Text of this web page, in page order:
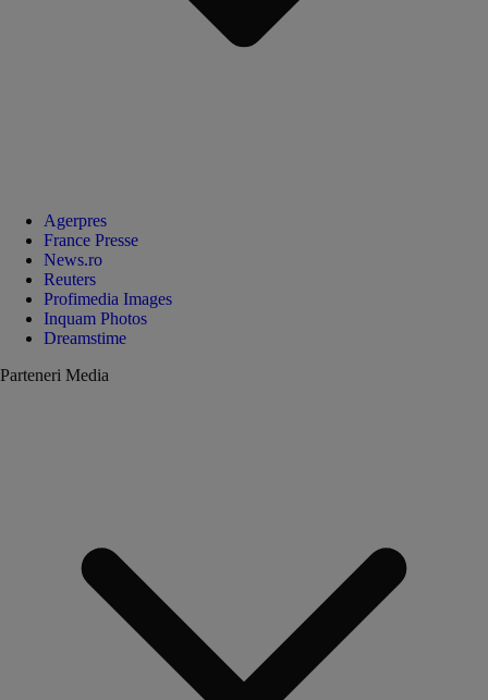
Agerpres
France Presse
News.ro
Reuters
Profimedia Images
Inquam Photos
Dreamstime
Parteneri Media